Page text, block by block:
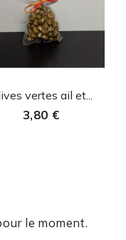
Aperçu rapide
vertes ail et...
3,80 €
le moment.